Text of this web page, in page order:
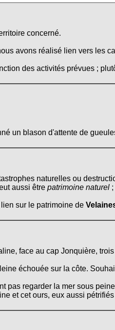
concerné.
avons réalisé lien vers les
des activités prévues ;
un blason d'attente de
naturelles ou
aussi être patrimoine naturel
sur le patrimoine de
face au cap Jonquière,
échouée sur la côte.
pas regarder la mer sous
et cet ours, eux aussi pétrifiés